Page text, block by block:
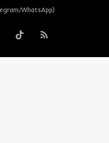
WhatsApp)
TelegramTikTokRSS